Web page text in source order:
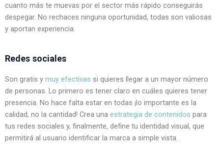
cuanto más te muevas por el sector más rápido conseguirás
despegar. No rechaces ninguna oportunidad, todas son valiosas
y aportan experiencia.
Redes sociales
Son gratis y muy efectivas si quieres llegar a un mayor número
de personas. Lo primero es tener claro en cuáles quieres tener
presencia. No hace falta estar en todas ¡lo importante es la
calidad, no la cantidad! Crea una estrategia de contenidos para
tus redes sociales y, finalmente, define tu identidad visual, que
permitirá al usuario identificar la marca a simple vista.